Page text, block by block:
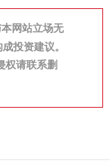
网站立场无
投资建议。
权请联系删